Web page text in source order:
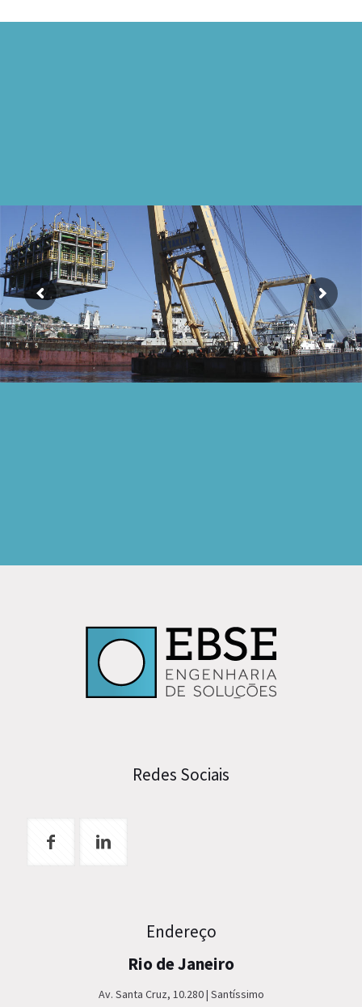
Redes Sociais
Endereço
Rio de Janeiro
Av. Santa Cruz, 10.280 | Santíssimo